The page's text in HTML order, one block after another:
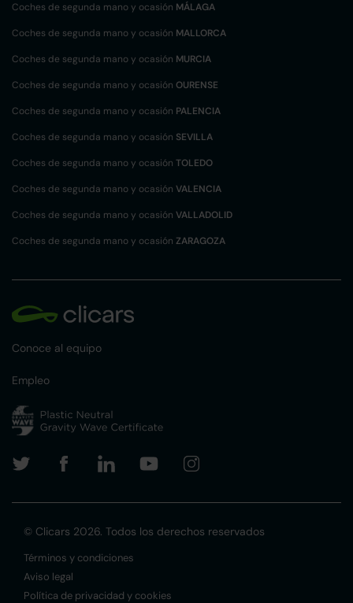
Coches de segunda mano y ocasión MÁLAGA
Coches de segunda mano y ocasión MALLORCA
Coches de segunda mano y ocasión MURCIA
Coches de segunda mano y ocasión OURENSE
Coches de segunda mano y ocasión PALENCIA
Coches de segunda mano y ocasión SEVILLA
Coches de segunda mano y ocasión TOLEDO
Coches de segunda mano y ocasión VALENCIA
Coches de segunda mano y ocasión VALLADOLID
Coches de segunda mano y ocasión ZARAGOZA
Conoce al equipo
Empleo
© Clicars 2026. Todos los derechos reservados
Términos y condiciones
Aviso legal
Política de privacidad y cookies